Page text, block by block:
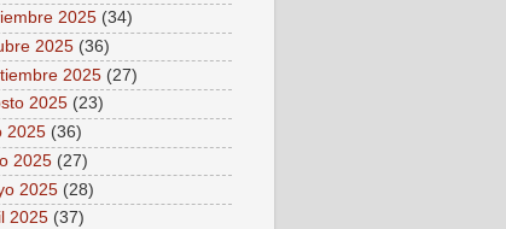
2025 (34)
2025 (36)
2025 (27)
2025 (23)
2025 (36)
2025 (27)
2025 (28)
2025 (37)